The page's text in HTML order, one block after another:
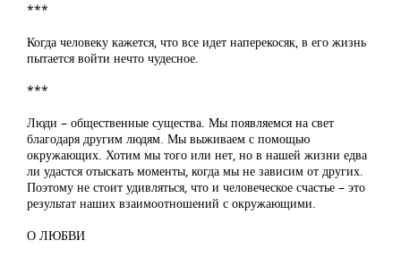
***
Когда человеку кажется, что все идет наперекосяк, в его жизнь
пытается войти нечто чудесное.
***
Люди – общественные существа. Мы появляемся на свет
благодаря другим людям. Мы выживаем с помощью
окружающих. Хотим мы того или нет, но в нашей жизни едва
ли удастся отыскать моменты, когда мы не зависим от других.
Поэтому не стоит удивляться, что и человеческое счастье – это
результат наших взаимоотношений с окружающими.
О ЛЮБВИ